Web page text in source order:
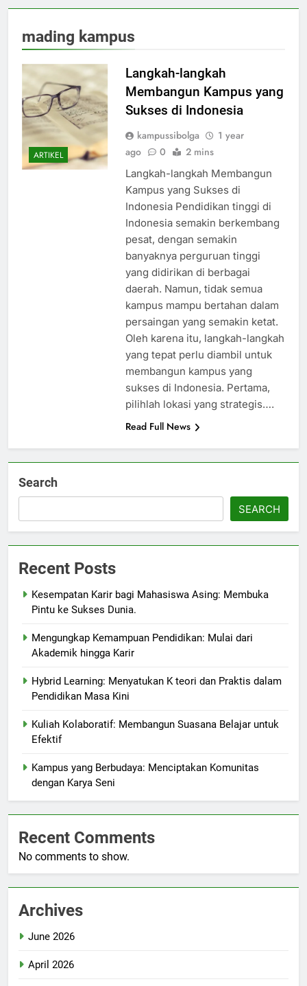
mading kampus
ARTIKEL
Langkah-langkah
Membangun Kampus yang
Sukses di Indonesia
kampussibolga
1 year
ago
0 2 mins
Langkah-langkah Membangun
Kampus yang Sukses di
Indonesia Pendidikan tinggi di
Indonesia semakin berkembang
pesat, dengan semakin
banyaknya perguruan tinggi
yang didirikan di berbagai
daerah. Namun, tidak semua
kampus mampu bertahan dalam
persaingan yang semakin ketat.
Oleh karena itu, langkah-langkah
yang tepat perlu diambil untuk
membangun kampus yang
sukses di Indonesia. Pertama,
pilihlah lokasi yang strategis….
Read Full News
Search
SEARCH
Recent Posts
Kesempatan Karir bagi Mahasiswa Asing: Membuka
Pintu ke Sukses Dunia.
Mengungkap Kemampuan Pendidikan: Mulai dari
Akademik hingga Karir
Hybrid Learning: Menyatukan K teori dan Praktis dalam
Pendidikan Masa Kini
Kuliah Kolaboratif: Membangun Suasana Belajar untuk
Efektif
Kampus yang Berbudaya: Menciptakan Komunitas
dengan Karya Seni
Recent Comments
No comments to show.
Archives
June 2026
April 2026